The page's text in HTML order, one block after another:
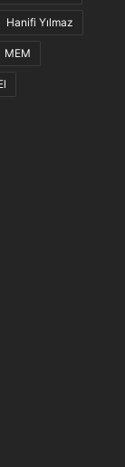
Hanifi Yılmaz
MEM